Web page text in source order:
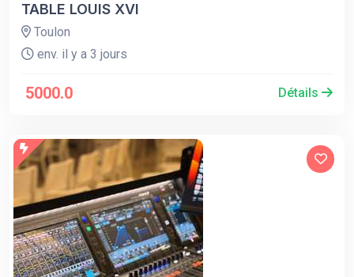
TABLE LOUIS XVI
Toulon
env. il y a 3 jours
5000.0 Détails